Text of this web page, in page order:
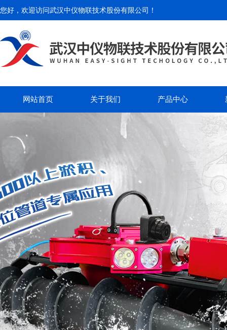
您好，欢迎访问武汉中仪物联技术股份有限公司 ！
网站首页 关于我们 产品中心